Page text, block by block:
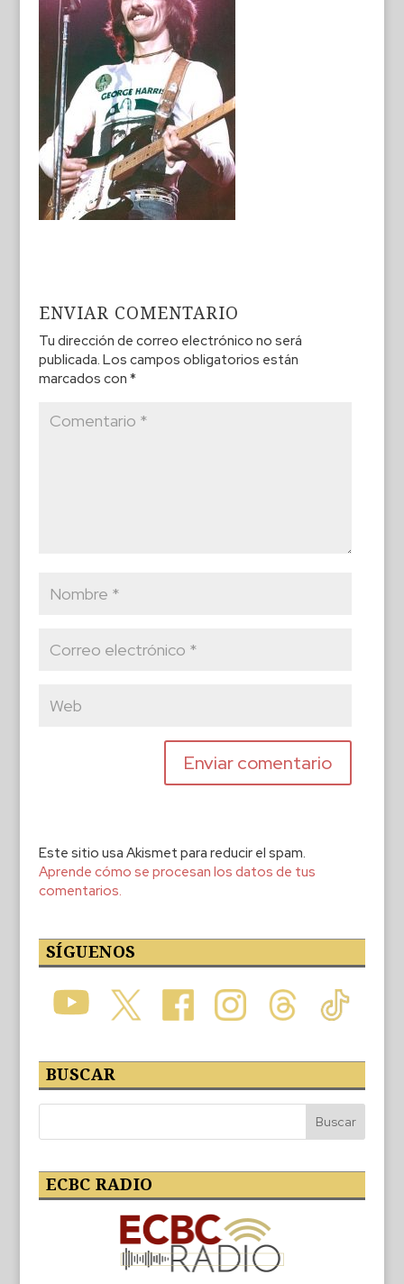
ENVIAR COMENTARIO
Tu dirección de correo electrónico no será
publicada. Los campos obligatorios están
marcados con *
Este sitio usa Akismet para reducir el spam.
Aprende cómo se procesan los datos de tus
comentarios.
SÍGUENOS
BUSCAR
ECBC RADIO